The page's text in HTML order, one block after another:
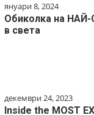
януари 8, 2024
Обиколка на
в света
декември 24, 2023
Inside the MOST